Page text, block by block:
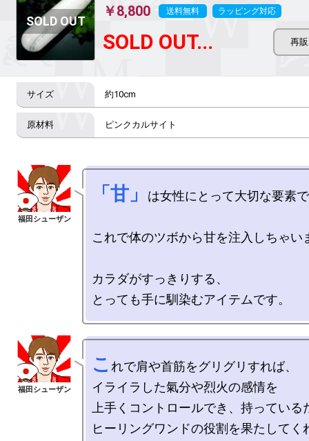
￥8,800 送料無料 ラッピング対応
SOLD OUT...
約10cm
ピンクカルサイト
「甘」 は女性にとって大切な要素
これで体のツボから甘を注入しちゃい
カラダがすっきりする、
こ れで肩や首筋をグリグリすれば、
イライラした氣分や烈火の感情を
上手くコントロールでき、持っている
ヒーリングワンドの役割を果たしてく